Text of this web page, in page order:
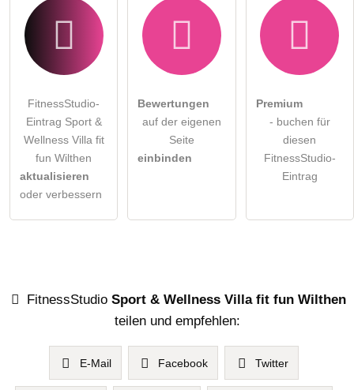
FitnessStudio-
Eintrag Sport &
Wellness Villa fit
fun Wilthen
aktualisieren
oder verbessern
Bewertungen
auf der eigenen
Seite
einbinden
Premium
- buchen für
diesen
FitnessStudio-
Eintrag
FitnessStudio Sport & Wellness Villa fit fun Wilthen
teilen und empfehlen:
E-Mail Facebook Twitter